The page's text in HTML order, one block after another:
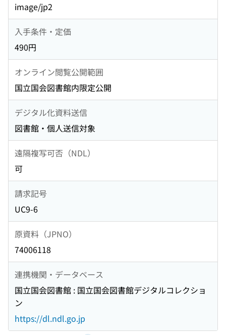
image/jp2
入手条件・定価
490円
オンライン閲覧公開範囲
国立国会図書館内限定公開
デジタル化資料送信
図書館・個人送信対象
遠隔複写可否（NDL）
可
請求記号
UC9-6
原資料（JPNO）
74006118
連携機関・データベース
国立国会図書館 : 国立国会図書館デジタルコレクショ
ン
https://dl.ndl.go.jp